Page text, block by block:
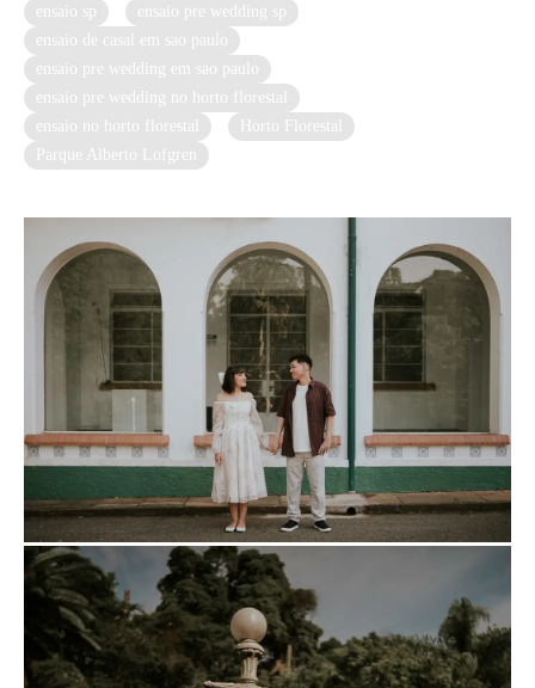
ensaio sp
ensaio pre wedding sp
ensaio de casal em sao paulo
ensaio pre wedding em sao paulo
ensaio pre wedding no horto florestal
ensaio no horto florestal
Horto Florestal
Parque Alberto Lofgren